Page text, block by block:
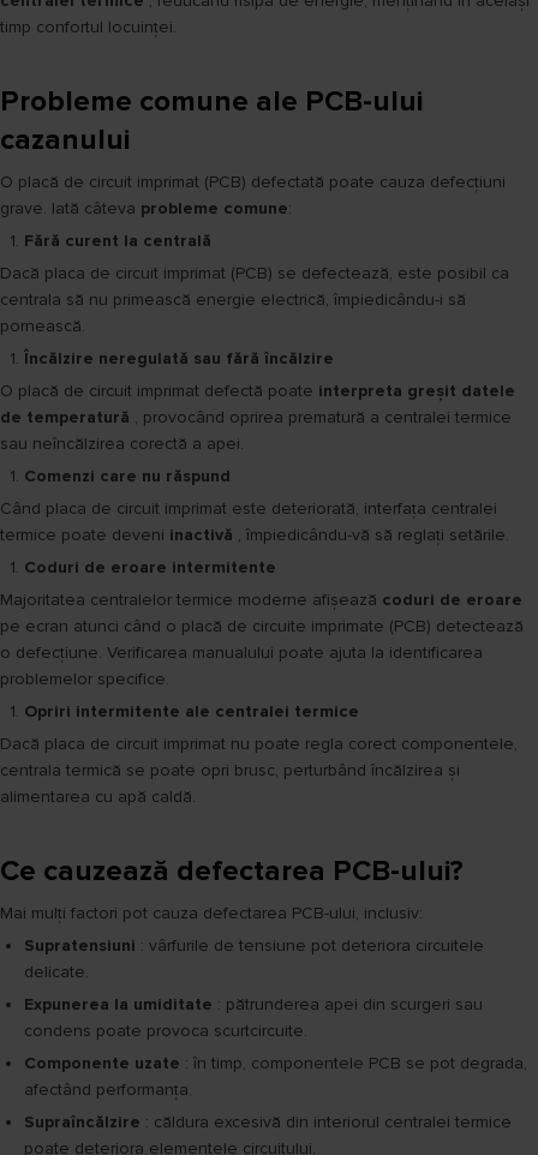
timp confortul locuinței.
Probleme comune ale PCB-ului
cazanului
O placă de circuit imprimat (PCB) defectată poate cauza defecțiuni
grave. Iată câteva probleme comune:
Fără curent la centrală
Dacă placa de circuit imprimat (PCB) se defectează, este posibil ca
centrala să nu primească energie electrică, împiedicându-i să
pornească.
Încălzire neregulată sau fără încălzire
O placă de circuit imprimat defectă poate interpreta greșit datele
de temperatură , provocând oprirea prematură a centralei termice
sau neîncălzirea corectă a apei.
Comenzi care nu răspund
Când placa de circuit imprimat este deteriorată, interfața centralei
termice poate deveni inactivă , împiedicându-vă să reglați setările.
Coduri de eroare intermitente
Majoritatea centralelor termice moderne afișează coduri de eroare
pe ecran atunci când o placă de circuite imprimate (PCB) detectează
o defecțiune. Verificarea manualului poate ajuta la identificarea
problemelor specifice.
Opriri intermitente ale centralei termice
Dacă placa de circuit imprimat nu poate regla corect componentele,
centrala termică se poate opri brusc, perturbând încălzirea și
alimentarea cu apă caldă.
Ce cauzează defectarea PCB-ului?
Mai mulți factori pot cauza defectarea PCB-ului, inclusiv:
Supratensiuni : vârfurile de tensiune pot deteriora circuitele
delicate.
Expunerea la umiditate : pătrunderea apei din scurgeri sau
condens poate provoca scurtcircuite.
Componente uzate : în timp, componentele PCB se pot degrada,
afectând performanța.
Supraîncălzire : căldura excesivă din interiorul centralei termice
poate deteriora elementele circuitului.